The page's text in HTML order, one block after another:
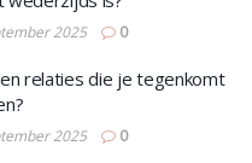
2025 0
relaties die je tegenkomt
2025 0